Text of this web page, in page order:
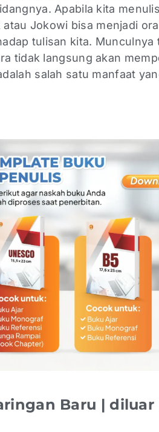
Apabila kita
Jokowi bisa menjadi
tulisan kita.
tidak langsung akan
salah satu manfaat
Baru | diluar